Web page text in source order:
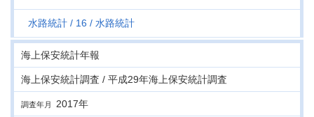
水路統計 16 水路統計
海上保安統計年報
海上保安統計調査 / 平成29年海上保安統計調査
調査年月 2017年